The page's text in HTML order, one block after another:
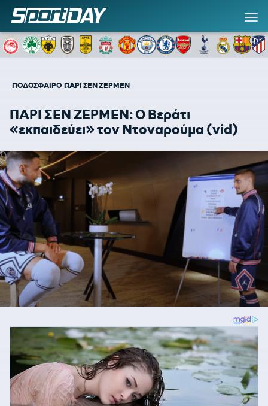
ΠΟΔΟΣΦΑΙΡΟ ΠΑΡΙ ΣΕΝ ΖΕΡΜΕΝ
ΠΑΡΙ ΣΕΝ ΖΕΡΜΕΝ: O Bεράτι
«εκπαιδεύει» τον Ντοναρούμα (vid)